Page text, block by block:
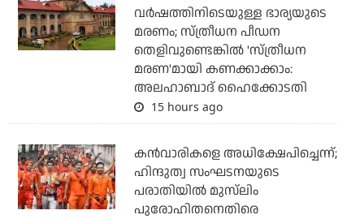
വര്‍ഷത്തിനിടെയുള്ള ഭാര്യയുടെ
മരണം; സ്ത്രീധന പീഡന
തെളിവുണ്ടെങ്കില്‍ 'സ്ത്രീധന
മരണ'മായി കണക്കാക്കാം:
അലഹാബാദ് ഹൈക്കോടതി
15 hours ago
കന്‍വാരികളെ അധിക്ഷേപിച്ചെന്ന്;
ഹിന്ദുത്വ സംഘടനയുടെ
പരാതിയില്‍ മുസ്‌ലിം
പുരോഹിതനെതിരെ